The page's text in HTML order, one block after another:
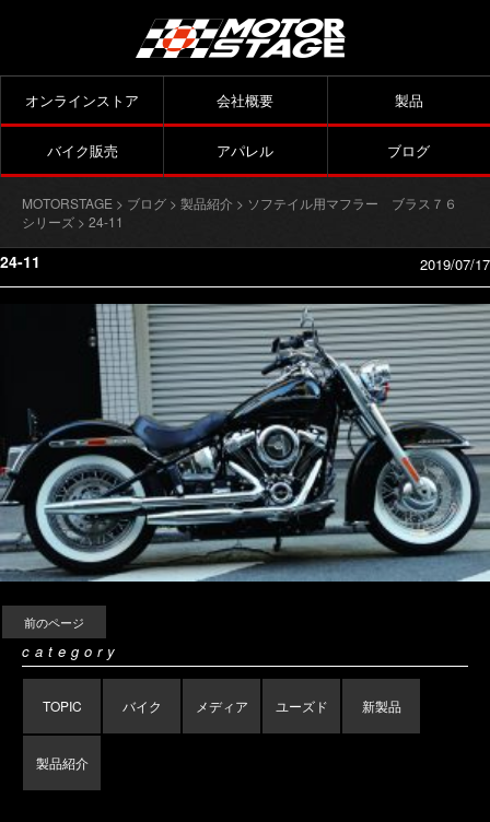
オンラインストア 会社概要 製品
バイク販売 アパレル ブログ
MOTORSTAGE > ブログ > 製品紹介 > ソフテイル用マフラー ブラス７６
シリーズ > 24-11
24-11 2019/07/17
前のページ
category
TOPIC バイク メディア ユーズド 新製品
製品紹介